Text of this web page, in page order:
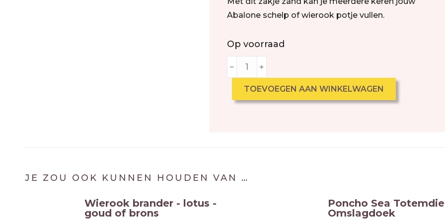
Abalone schelp of wierook potje vullen.
Op voorraad
﹣ ﹢
TOEVOEGEN AAN WINKELWAGEN
JE ZOU OOK KUNNEN HOUDEN VAN …
Wierook brander - lotus -
goud of brons
Poncho Sea
Omslagdoek